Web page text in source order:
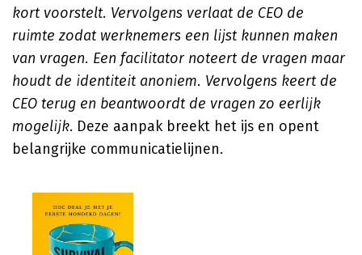
kort voorstelt. Vervolgens verlaat de CEO de
ruimte zodat werknemers een lijst kunnen maken
van vragen. Een facilitator noteert de vragen maar
houdt de identiteit anoniem. Vervolgens keert de
CEO terug en beantwoordt de vragen zo eerlijk
mogelijk. Deze aanpak breekt het ijs en opent
belangrijke communicatielijnen.